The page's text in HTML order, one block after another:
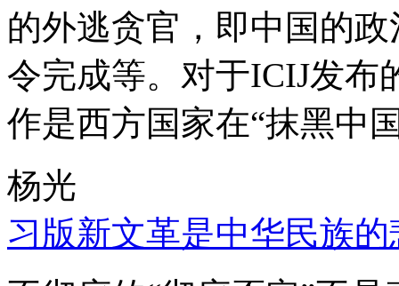
的外逃贪官，即中国的
令完成等。对于ICIJ发布
作是西方国家在“抹黑中
杨光
习版新文革是中华民族的